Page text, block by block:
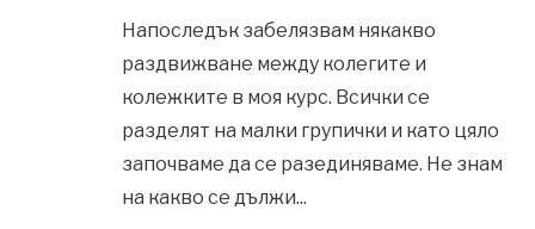
Напоследък забелязвам някакво
раздвижване между колегите и
колежките в моя курс. Всички се
разделят на малки групички и като цяло
започваме да се разединяваме. Не знам
на какво се дължи...